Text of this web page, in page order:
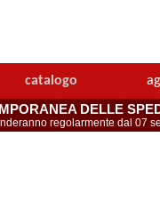
catalogo
DELLE
regolarmente dal 07